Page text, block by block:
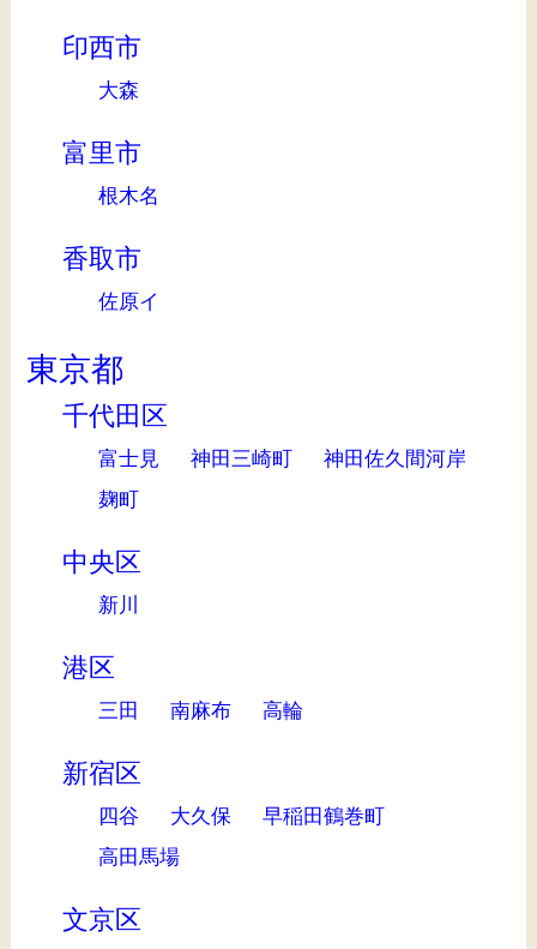
印西市
大森
富里市
根木名
香取市
佐原イ
東京都
千代田区
富士見 神田三崎町
神田佐久間河岸
麹町
中央区
新川
港区
三田 南麻布 高輪
新宿区
四谷 大久保
早稲田鶴巻町
高田馬場
文京区